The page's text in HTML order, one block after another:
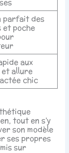
parfait des
et poche
aux
allure
chic
tout en s’y
son modèle
ses propres
sur